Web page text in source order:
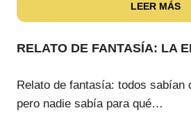
LEER MÁS
RELATO DE FANTASÍA: LA
Relato de fantasía: todos sabían
pero nadie sabía para qué…